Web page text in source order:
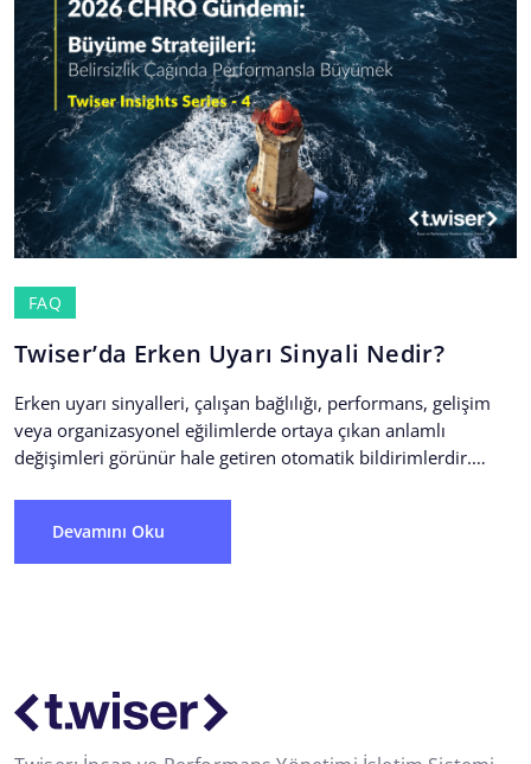
FAQ
Twiser’da Erken Uyarı Sinyali Nedir?
Erken uyarı sinyalleri, çalışan bağlılığı, performans, gelişim
veya organizasyonel eğilimlerde ortaya çıkan anlamlı
değişimleri görünür hale getiren otomatik bildirimlerdir.
Devamını Oku